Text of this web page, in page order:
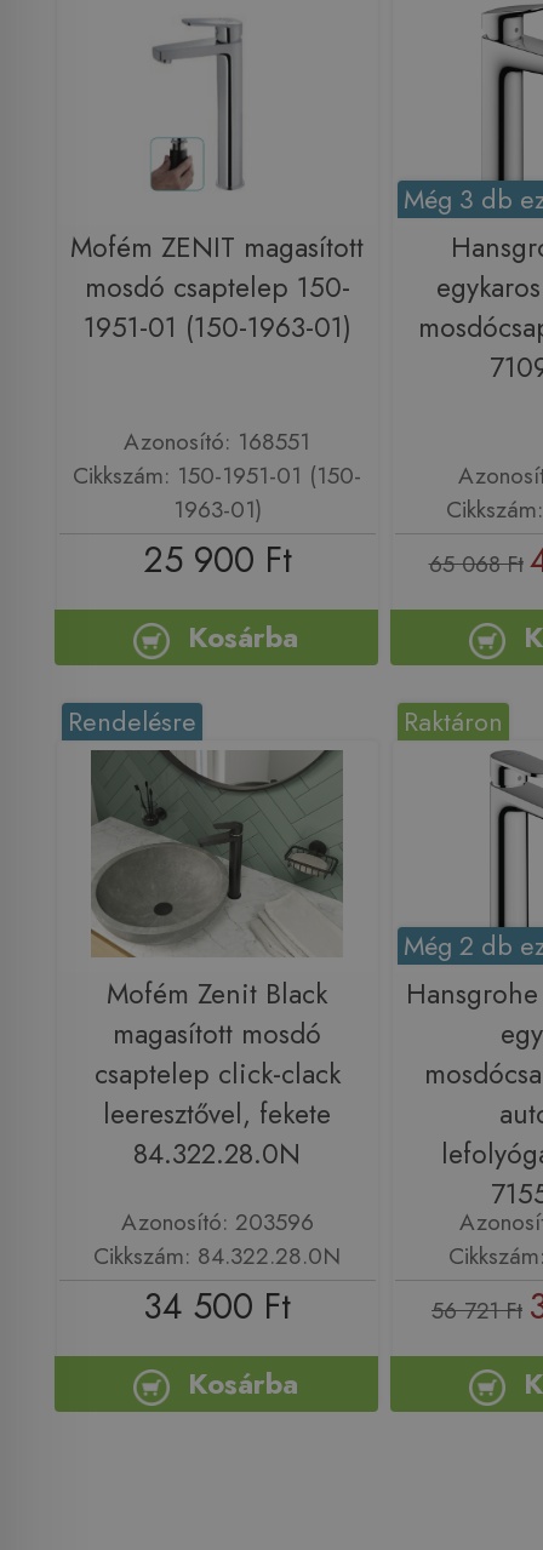
Mofém ZENIT magasított
mosdó csaptelep 150-
1951-01 (150-1963-01)
Azonosító: 168551
Cikkszám: 150-1951-01 (150-
1963-01)
25 900 Ft
Kosárba
Még 3 db
65 068 Ft
Rendelésre
Mofém Zenit Black
magasított mosdó
csaptelep click-clack
leeresztővel, fekete
84.322.28.0N
Azonosító: 203596
Cikkszám: 84.322.28.0N
34 500 Ft
Kosárba
Raktáron
Még 2 db
56 721 Ft